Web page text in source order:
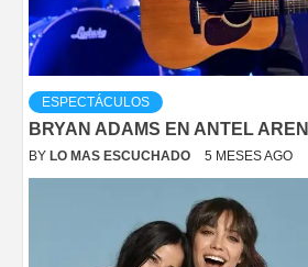
ESPECTÁCULOS
BRYAN ADAMS EN ANTEL
BY LO MAS ESCUCHADO 5 MESES AGO